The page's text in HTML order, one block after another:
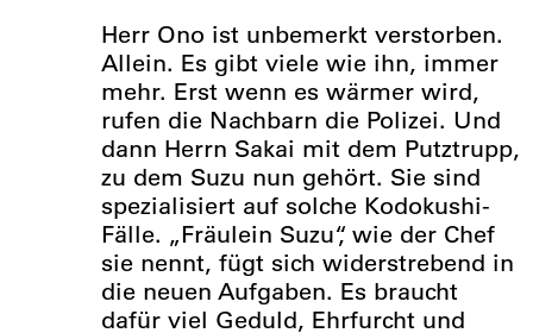
Herr Ono ist unbemerkt verstorben.
Allein. Es gibt viele wie ihn, immer
mehr. Erst wenn es wärmer wird,
rufen die Nachbarn die Polizei. Und
dann Herrn Sakai mit dem Putztrupp,
zu dem Suzu nun gehört. Sie sind
spezialisiert auf solche Kodokushi-
Fälle. „Fräulein Suzu“, wie der Chef
sie nennt, fügt sich widerstrebend in
die neuen Aufgaben. Es braucht
dafür viel Geduld, Ehrfurcht und